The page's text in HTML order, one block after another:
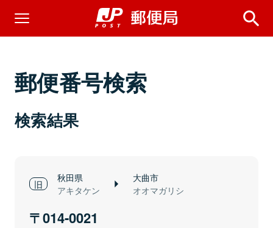
郵便番号検索
検索結果
秋田県
アキタケン
大曲市
オオマガリシ
014-0021